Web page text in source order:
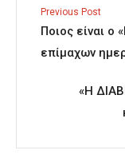
Previous Post
Ποιος είναι ο
επίμαχων
«Η